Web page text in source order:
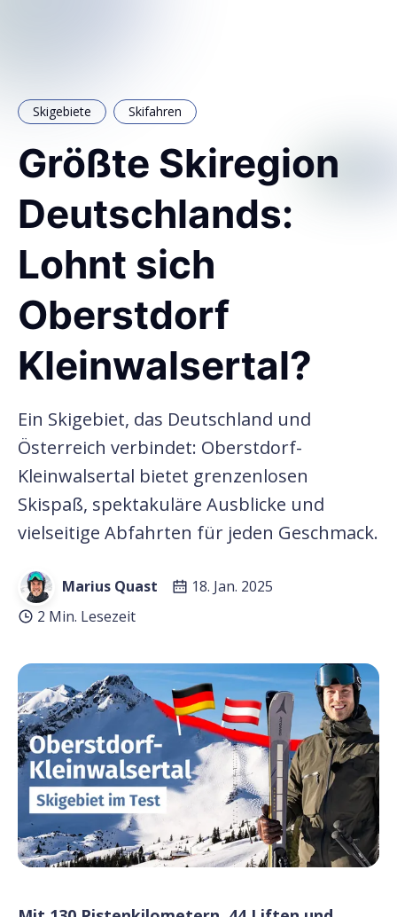
Skigebiete Skifahren
Größte Skiregion
Deutschlands:
Lohnt sich
Oberstdorf
Kleinwalsertal?
Ein Skigebiet, das Deutschland und
Österreich verbindet: Oberstdorf-
Kleinwalsertal bietet grenzenlosen
Skispaß, spektakuläre Ausblicke und
vielseitige Abfahrten für jeden Geschmack.
Marius Quast
18. Jan. 2025
2 Min. Lesezeit